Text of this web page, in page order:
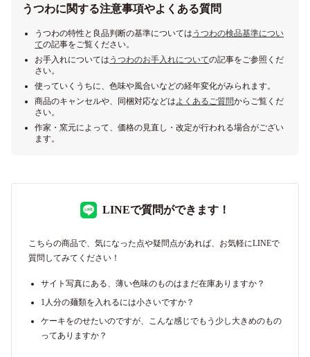
うつわに関する注意事項やよくある質問
うつわの特性と良品判断の基準については うつわの検品基準につい
ての記事をご覧ください。
お手入れについては うつわのお手入れについての記事をご参照くだ
さい。
使っていくうちに、色味や風合いなどの経年変化がみられます。
商品のキャンセルや、同梱対応などはよくあるご質問からご覧くだ
さい。
作家・窯元によって、価格の見直し・改定が行われる場合がござい
ます。
LINEで質問ができます！
こちらの商品で、気になった点や疑問点があれば、お気軽にLINEで
質問してみてください！
サイト写真にある、薄い色味のものはまだ在庫ありますか？
1人分の麺類を入れるには小さいですか？
ケーキをのせたいのですが、こんな感じでもう少し大きめのもの
ってありますか？